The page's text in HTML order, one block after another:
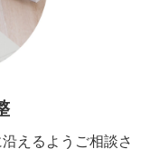
えるようご相談さ